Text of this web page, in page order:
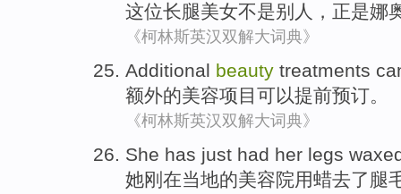
这位长腿美女不是别人，正是娜
《柯林斯英汉双解大词典》
Additional beauty treatments
额外的美容项目可以提前预订。
《柯林斯英汉双解大词典》
She has just had her legs
她刚 在当地的美容院用蜡去了 腿